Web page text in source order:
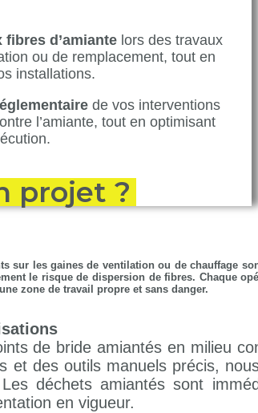
d’amiante lors des travaux
ou de remplacement, tout en
installations.
de vos interventions
l’amiante, tout en optimisant
projet ?
sur les gaines de ventilation ou de chauffage
le risque de dispersion de fibres. Chaque
zone de travail propre et sans danger.
de bride amiantés en milieu
et des outils manuels précis,
déchets amiantés sont
en vigueur.